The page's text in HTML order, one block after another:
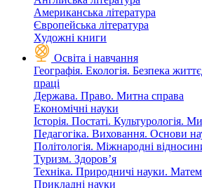
Американська література
Європейська література
Художні книги
Освіта і навчання
Географія. Екологія. Безпека
праці
Держава. Право. Митна справа
Економічні науки
Історія. Постаті. Культурологія.
Педагогіка. Виховання. Основи
Політологія. Міжнародні
Туризм. Здоров’я
Техніка. Природничі науки.
Прикладні науки